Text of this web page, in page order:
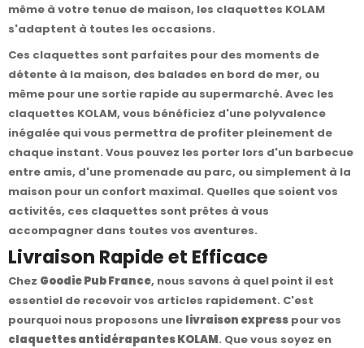
même à votre tenue de maison, les claquettes KOLAM
s'adaptent à toutes les occasions.
Ces claquettes sont parfaites pour des moments de
détente à la maison, des balades en bord de mer, ou
même pour une sortie rapide au supermarché. Avec les
claquettes KOLAM, vous bénéficiez d'une polyvalence
inégalée qui vous permettra de profiter pleinement de
chaque instant. Vous pouvez les porter lors d'un barbecue
entre amis, d'une promenade au parc, ou simplement à la
maison pour un confort maximal. Quelles que soient vos
activités, ces claquettes sont prêtes à vous
accompagner dans toutes vos aventures.
Livraison Rapide et Efficace
Chez Goodie Pub France, nous savons à quel point il est
essentiel de recevoir vos articles rapidement. C'est
pourquoi nous proposons une livraison express pour vos
claquettes antidérapantes KOLAM. Que vous soyez en